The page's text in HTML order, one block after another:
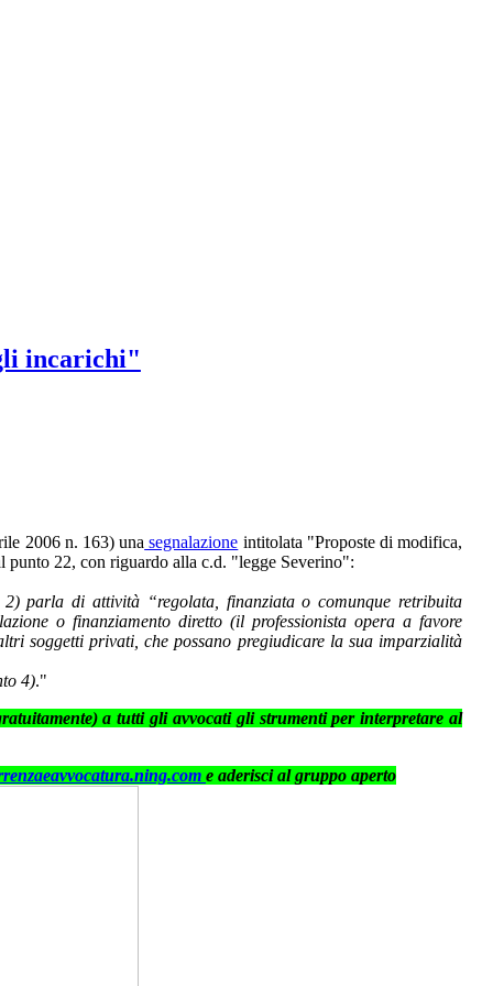
incarichi"
2006 n. 163) una segnalazione intitolata "Proposte di modifica,
22, con riguardo alla c.d. "legge Severino":
parla di attività “regolata, finanziata o comunque retribuita
o finanziamento diretto (il professionista opera a favore
soggetti privati, che possano pregiudicare la sua imparzialità
4)."
a tutti gli avvocati gli strumenti per interpretare al
e aderisci al gruppo aperto